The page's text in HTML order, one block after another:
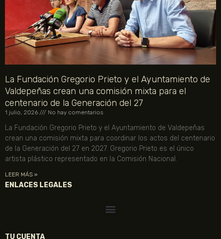
La Fundación Gregorio Prieto y el Ayuntamiento de
Valdepeñas crean una comisión mixta para el
centenario de la Generación del 27
1 julio, 2026 No hay comentarios
La Fundación Gregorio Prieto y el Ayuntamiento de Valdepeñas
crean una comisión mixta para coordinar los actos del centenario
de la Generación del 27 en 2027. Gregorio Prieto es el único
artista plástico representado en la Comisión Nacional.
LEER MÁS »
ENLACES LEGALES
TU CUENTA